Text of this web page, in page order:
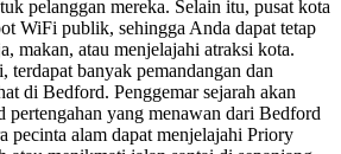
pelanggan mereka. Selain itu, pusat kota
WiFi publik, sehingga Anda dapat tetap
makan, atau menjelajahi atraksi kota.
terdapat banyak pemandangan dan
di Bedford. Penggemar sejarah akan
pertengahan yang menawan dari Bedford
pecinta alam dapat menjelajahi Priory